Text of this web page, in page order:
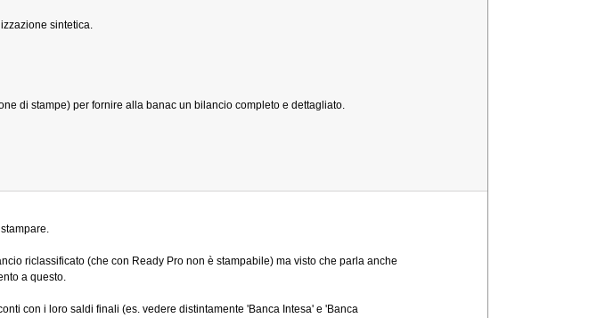
sintetica.
di stampe) per fornire alla banac un bilancio completo e dettagliato.
riclassificato (che con Ready Pro non è stampabile) ma visto che parla anche
a questo.
con i loro saldi finali (es. vedere distintamente 'Banca Intesa' e 'Banca